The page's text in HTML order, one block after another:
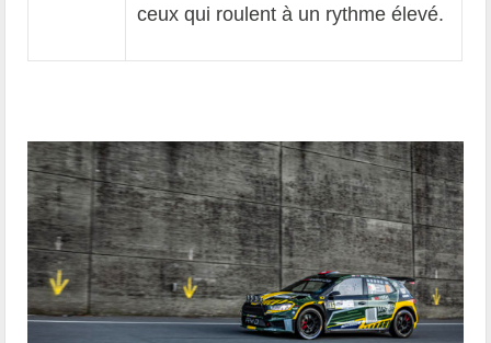
ceux qui roulent à un rythme élevé.